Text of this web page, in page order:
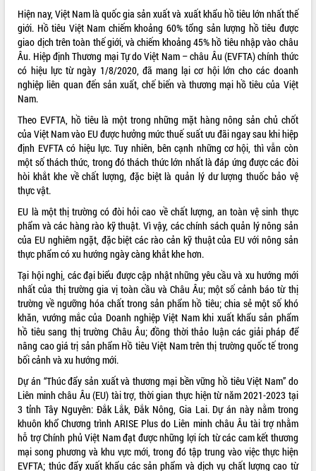
niệm 101 năm Ngày Báo chí Cách
mạng Việt Nam
Đắk Lắk sơ kết 4 năm triển khai thực
hiện Đề án 06 của Chính phủ
Họp báo thông tin về Hội nghị Công bố
Quy hoạch và Xúc tiến đầu tư tỉnh Đắk
Khơi thông điểm nghẽn, đẩy nhanh
giải ngân vốn khắc phục thiên tai
HĐND tỉnh thông qua điều chỉnh Quy
hoạch tỉnh thời kỳ 2021-2030
Hội thảo góp ý hồ sơ điều chỉnh quy
hoạch tỉnh Đắk Lắk thời kỳ 2021-2030,
tầm nhìn đến năm 2050
Nâng cao hiệu quả hoạt động của các
doanh nghiệp nhà nước
Hội nghị triển khai kết nối mạng
truyền số liệu chuyên dùng phục vụ cơ
quan Đảng, Nhà nước
Lễ phát động chuỗi hoạt động chung
tay làm sạch môi trường
Xã Ea Kar bước chuyển mình trong
công tác cải cách hành chính mô hình
mới
UBND tỉnh họp báo định kỳ tháng 4
năm 2026
Hội thảo khoa học “Giải pháp thúc đẩy
phát triển nền kinh tế xanh tại tỉnh
Đắk Lắk”
Hiện nay, Việt Nam là quốc gia sản xuất và xuất khẩu hồ tiêu lớn nhất thế
giới. Hồ tiêu Việt Nam chiếm khoảng 60% tổng sản lượng hồ tiêu được
giao dịch trên toàn thế giới, và chiếm khoảng 45% hồ tiêu nhập vào châu
Âu. Hiệp định Thương mại Tự do Việt Nam – châu Âu (EVFTA) chính thức
có hiệu lực từ ngày 1/8/2020, đã mang lại cơ hội lớn cho các doanh
nghiệp liên quan đến sản xuất, chế biến và thương mại hồ tiêu của Việt
Nam.
Theo EVFTA, hồ tiêu là một trong những mặt hàng nông sản chủ chốt
của Việt Nam vào EU được hưởng mức thuế suất ưu đãi ngay sau khi hiệp
định EVFTA có hiệu lực. Tuy nhiên, bên cạnh những cơ hội, thì vẫn còn
một số thách thức, trong đó thách thức lớn nhất là đáp ứng được các đòi
hòi khắt khe về chất lượng, đặc biệt là quản lý dư lượng thuốc bảo vệ
thực vật.
EU là một thị trường có đòi hỏi cao về chất lượng, an toàn vệ sinh thực
phẩm và các hàng rào kỹ thuật. Vì vậy, các chính sách quản lý nông sản
của EU nghiêm ngặt, đặc biệt các rào cản kỹ thuật của EU với nông sản
thực phẩm có xu hướng ngày càng khắt khe hơn.
Tại hội nghị, các đại biểu được cập nhật những yêu cầu và xu hướng mới
nhất của thị trường gia vị toàn cầu và Châu Âu; một số cảnh báo từ thị
trường về ngưỡng hóa chất trong sản phẩm hồ tiêu; chia sẻ một số khó
khăn, vướng mắc của Doanh nghiệp Việt Nam khi xuất khẩu sản phẩm
hồ tiêu sang thị trường Châu Âu; đồng thời thảo luận các giải pháp để
nâng cao giá trị sản phẩm Hồ tiêu Việt Nam trên thị trường quốc tế trong
bối cảnh và xu hướng mới.
Dự án “Thúc đẩy sản xuất và thương mại bền vững hồ tiêu Việt Nam” do
Liên minh châu Âu (EU) tài trợ, thời gian thực hiện từ năm 2021-2023 tại
3 tỉnh Tây Nguyên: Đắk Lắk, Đắk Nông, Gia Lai. Dự án này nằm trong
khuôn khổ Chương trình ARISE Plus do Liên minh châu Âu tài trợ nhằm
hỗ trợ Chính phủ Việt Nam đạt được những lợi ích từ các cam kết thương
mại song phương và khu vực mới, trong đó tập trung vào việc thực hiện
EVFTA; thúc đẩy xuất khẩu các sản phẩm và dịch vụ chất lượng cao từ